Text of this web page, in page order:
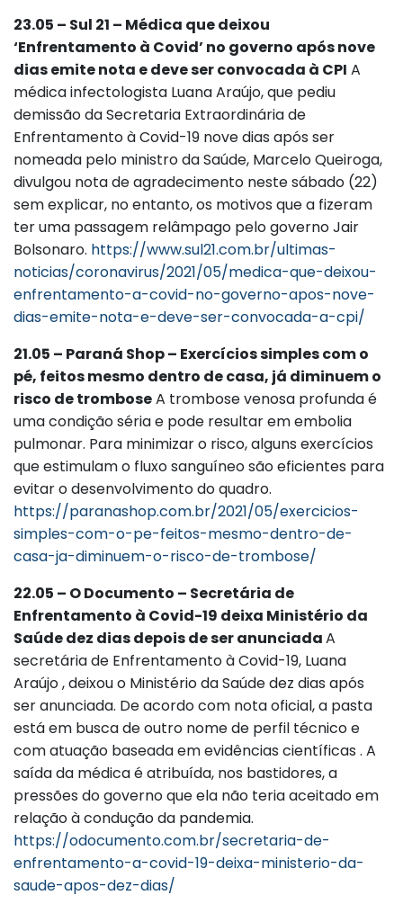
23.05 – Sul 21 – Médica que deixou
‘Enfrentamento à Covid’ no governo após nove
dias emite nota e deve ser convocada à CPI A
médica infectologista Luana Araújo, que pediu
demissão da Secretaria Extraordinária de
Enfrentamento à Covid-19 nove dias após ser
nomeada pelo ministro da Saúde, Marcelo Queiroga,
divulgou nota de agradecimento neste sábado (22)
sem explicar, no entanto, os motivos que a fizeram
ter uma passagem relâmpago pelo governo Jair
Bolsonaro. https://www.sul21.com.br/ultimas-
noticias/coronavirus/2021/05/medica-que-deixou-
enfrentamento-a-covid-no-governo-apos-nove-
dias-emite-nota-e-deve-ser-convocada-a-cpi/
21.05 – Paraná Shop – Exercícios simples com o
pé, feitos mesmo dentro de casa, já diminuem o
risco de tromboseA trombose venosa profunda é
uma condição séria e pode resultar em embolia
pulmonar. Para minimizar o risco, alguns exercícios
que estimulam o fluxo sanguíneo são eficientes para
evitar o desenvolvimento do quadro.
https://paranashop.com.br/2021/05/exercicios-
simples-com-o-pe-feitos-mesmo-dentro-de-
casa-ja-diminuem-o-risco-de-trombose/
22.05 – O Documento – Secretária de
Enfrentamento à Covid-19 deixa Ministério da
Saúde dez dias depois de ser anunciadaA
secretária de Enfrentamento à Covid-19, Luana
Araújo , deixou o Ministério da Saúde dez dias após
ser anunciada. De acordo com nota oficial, a pasta
está em busca de outro nome de perfil técnico e
com atuação baseada em evidências científicas . A
saída da médica é atribuída, nos bastidores, a
pressões do governo que ela não teria aceitado em
relação à condução da pandemia.
https://odocumento.com.br/secretaria-de-
enfrentamento-a-covid-19-deixa-ministerio-da-
saude-apos-dez-dias/